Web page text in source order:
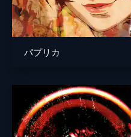
パプリカ